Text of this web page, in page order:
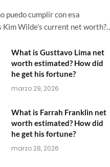
puedo cumplir con esa
Wilde’s current net
What is Gusttavo Lima net
worth estimated? How did
he get his fortune?
marzo 29, 2026
What is Farrah Franklin net
worth estimated? How did
he get his fortune?
marzo 28, 2026